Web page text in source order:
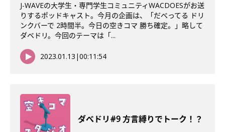
J-WAVEの大学生・専門学生コミュニティWACDOESがお送
りするポッドキャスト。今月の企画は、「だべってる ドリ
ンクバーで 2時間半。今日の空きコマ 勝ち確定。」略して
ダベドリ。今回のテーマは「...
2023.01.13 |00:11:54
ダべドリ#9 方言縛りでトーク！？